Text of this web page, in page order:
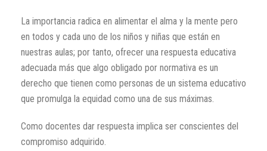
La importancia radica en alimentar el alma y la mente pero
en todos y cada uno de los niños y niñas que están en
nuestras aulas; por tanto, ofrecer una respuesta educativa
adecuada más que algo obligado por normativa es un
derecho que tienen como personas de un sistema educativo
que promulga la equidad como una de sus máximas.
Como docentes dar respuesta implica ser conscientes del
compromiso adquirido.